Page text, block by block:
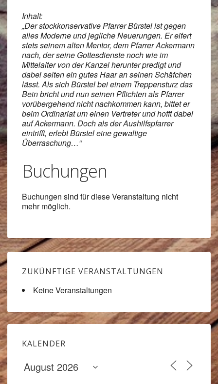
Inhalt:
„Der stockkonservative Pfarrer Bürstel ist gegen
alles Moderne und jegliche Neuerungen. Er eifert
stets seinem alten Mentor, dem Pfarrer Ackermann
nach, der seine Gottesdienste noch wie im
Mittelalter von der Kanzel herunter predigt und
dabei selten ein gutes Haar an seinen Schäfchen
lässt. Als sich Bürstel bei einem Treppensturz das
Bein bricht und nun seinen Pflichten als Pfarrer
vorübergehend nicht nachkommen kann, bittet er
beim Ordinariat um einen Vertreter und hofft dabei
auf Ackermann. Doch als der Aushilfspfarrer
eintrifft, erlebt Bürstel eine gewaltige
Überraschung…“
Buchungen
Buchungen sind für diese Veranstaltung nicht
mehr möglich.
ZUKÜNFTIGE VERANSTALTUNGEN
Keine Veranstaltungen
KALENDER